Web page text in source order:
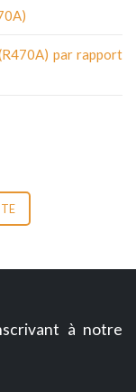
par rapport
à notre